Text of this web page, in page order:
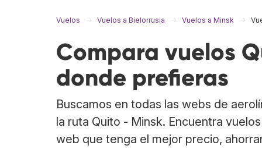
Vuelos Vuelos a Bielorrusia Vuelos a Minsk
Compara vuelos
donde prefieras
Buscamos en todas las webs de
la ruta Quito - Minsk. Encuentra
web que tenga el mejor precio,